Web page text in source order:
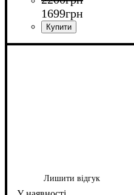
1699грн
Лишити відгук